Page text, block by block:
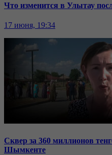
Что изменится в Улытау
17 июня, 19:34
Сквер за 360 миллионов
Шымкенте